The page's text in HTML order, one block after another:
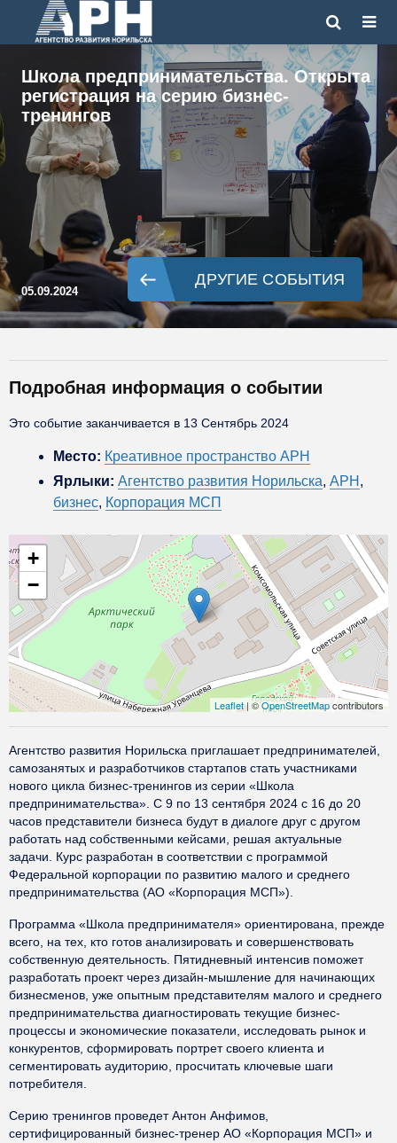
Школа предпринимательства. Открыта
регистрация на серию бизнес-
тренингов
05.09.2024
ДРУГИЕ СОБЫТИЯ
Подробная информация о событии
Это событие заканчивается в 13 Сентябрь 2024
Место: Креативное пространство АРН
Ярлыки: Агентство развития Норильска, АРН ,
бизнес, Корпорация МСП
+
−
Leaflet| ©OpenStreetMapcontributors
Агентство развития Норильска приглашает предпринимателей,
самозанятых и разработчиков стартапов стать участниками
нового цикла бизнес-тренингов из серии «Школа
предпринимательства». С 9 по 13 сентября 2024 с 16 до 20
часов представители бизнеса будут в диалоге друг с другом
работать над собственными кейсами, решая актуальные
задачи. Курс разработан в соответствии с программой
Федеральной корпорации по развитию малого и среднего
предпринимательства (АО «Корпорация МСП»).
Программа «Школа предпринимателя» ориентирована, прежде
всего, на тех, кто готов анализировать и совершенствовать
собственную деятельность. Пятидневный интенсив поможет
разработать проект через дизайн-мышление для начинающих
бизнесменов, уже опытным представителям малого и среднего
предпринимательства диагностировать текущие бизнес-
процессы и экономические показатели, исследовать рынок и
конкурентов, сформировать портрет своего клиента и
сегментировать аудиторию, просчитать ключевые шаги
потребителя.
Серию тренингов проведет Антон Анфимов,
сертифицированный бизнес-тренер АО «Корпорация МСП» и